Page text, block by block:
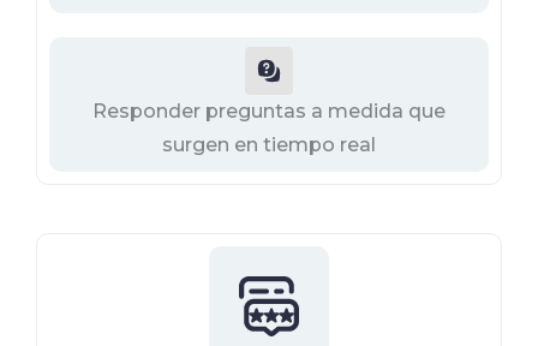
Responder preguntas a medida que
surgen en tiempo real